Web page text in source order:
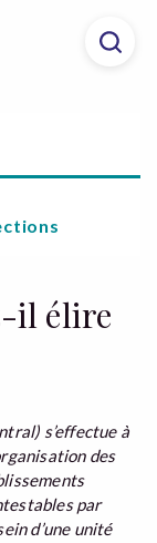
il élire
s’effectue à
des
par
d’une unité